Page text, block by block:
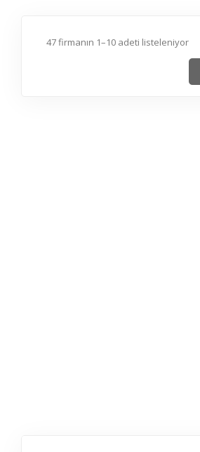
47 firmanın 1–10 adeti listeleniyor